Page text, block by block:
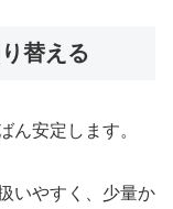
替える
ん安定します。
いやすく、少量か